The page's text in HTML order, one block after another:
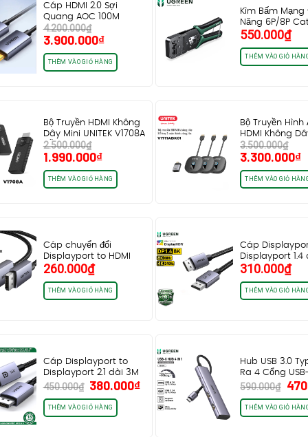
Cáp HDMI 2.0 Sợi
Quang AOC 100M
Ugreen 45512 HD178…
4.200.000₫
Giá
gốc
là:
4.200.000₫.
3.900.000₫Giá
hiện
tại
là:
THÊM VÀO GIỎ HÀNG
Kìm Bấm Mạng
Năng 6P/8P
Cat7 Cat8…
550.000₫
THÊM VÀO GIỎ
Bộ Truyền HDMI Không
Dây Mini UNITEK V1708A
hỗ trợ…
2.500.000₫
Giá
gốc
là:
2.500.000₫.
1.990.000₫Giá
hiện
tại
là:
THÊM VÀO GIỎ HÀNG
Bộ Truyền Hình
HDMI Không
HD 1080P…
3.500.000₫
Giá
gốc
là:
3.500.000₫.
3.300.000₫
THÊM VÀO GIỎ
Cáp chuyển đổi
Displayport to HDMI
dài 1M5 Ugreen 35841…
260.000₫
THÊM VÀO GIỎ HÀNG
Cáp
Displayport 1.4
8K@120Hz
310.000₫
THÊM VÀO GIỎ
Cáp Displayport to
Displayport 2.1 dài 3M
16K@60Hz 8K@120Hz
4K@240Hz…
450.000₫ Giá
gốc
là:
450.000₫.
380.000₫Giá
hiện
THÊM VÀO GIỎ HÀNG
Hub USB 3.0
Ra 4 Cổng
USB-C…
590.000₫
Giá
gốc
là:
THÊM VÀO GIỎ